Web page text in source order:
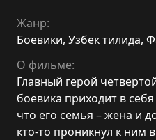
Жанр:
Боевики, Узбек тилида,
О фильме:
Главный герой
боевика приходит в
что его семья – жена и
кто-то проникнул к ним